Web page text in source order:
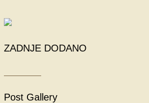
ZADNJE DODANO
Post Gallery